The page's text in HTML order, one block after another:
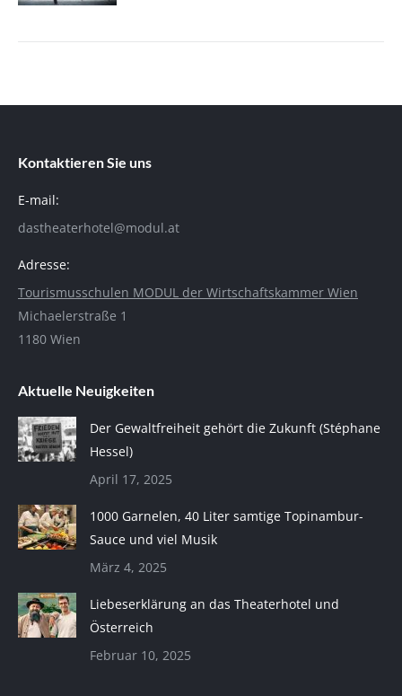
Kontaktieren Sie uns
E-mail:
dastheaterhotel@modul.at
Adresse:
Tourismusschulen MODUL der Wirtschaftskammer Wien
Michaelerstraße 1
1180 Wien
Aktuelle Neuigkeiten
Der Gewaltfreiheit gehört die Zukunft (Stéphane
Hessel)
April 17, 2025
1000 Garnelen, 40 Liter samtige Topinambur-
Sauce und viel Musik
März 4, 2025
Liebeserklärung an das Theaterhotel und
Österreich
Februar 10, 2025